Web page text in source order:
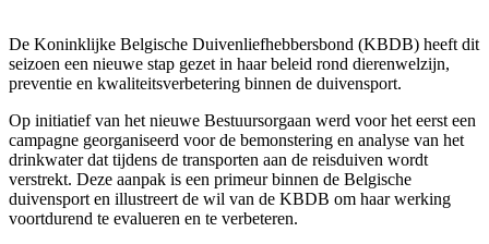
De Koninklijke Belgische Duivenliefhebbersbond (KBDB) heeft dit
seizoen een nieuwe stap gezet in haar beleid rond dierenwelzijn,
preventie en kwaliteitsverbetering binnen de duivensport.
Op initiatief van het nieuwe Bestuursorgaan werd voor het eerst een
campagne georganiseerd voor de bemonstering en analyse van het
drinkwater dat tijdens de transporten aan de reisduiven wordt
verstrekt. Deze aanpak is een primeur binnen de Belgische
duivensport en illustreert de wil van de KBDB om haar werking
voortdurend te evalueren en te verbeteren.